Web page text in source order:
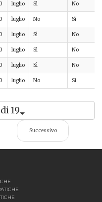
luglio Sì No
luglio No Sì
luglio Sì No
luglio Sì No
luglio Sì No
luglio No Sì
19
Successivo